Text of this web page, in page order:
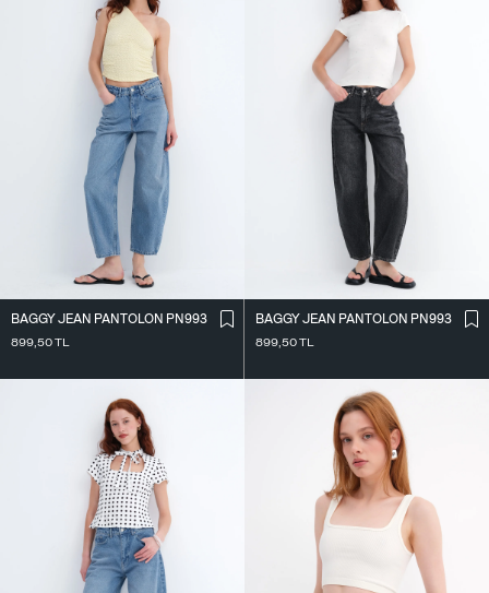
BAGGY JEAN PANTOLON PN993
899,50TL
BAGGY JEAN PANTOLON PN993
899,50TL